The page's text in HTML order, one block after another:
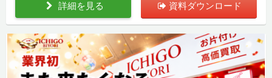
詳細を見る 資料ダウンロード